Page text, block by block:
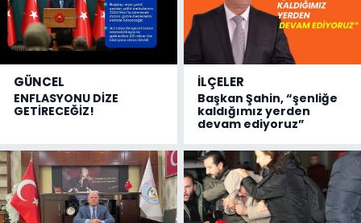
GÜNCEL
ENFLASYONU DİZE
GETİRECEĞİZ!
İLÇELER
Başkan Şahin, “şenliğe
kaldığımız yerden
devam ediyoruz”